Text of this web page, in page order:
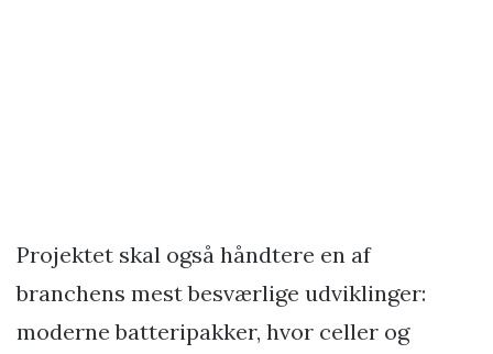
Projektet skal også håndtere en af
branchens mest besværlige udviklinger:
moderne batteripakker, hvor celler og